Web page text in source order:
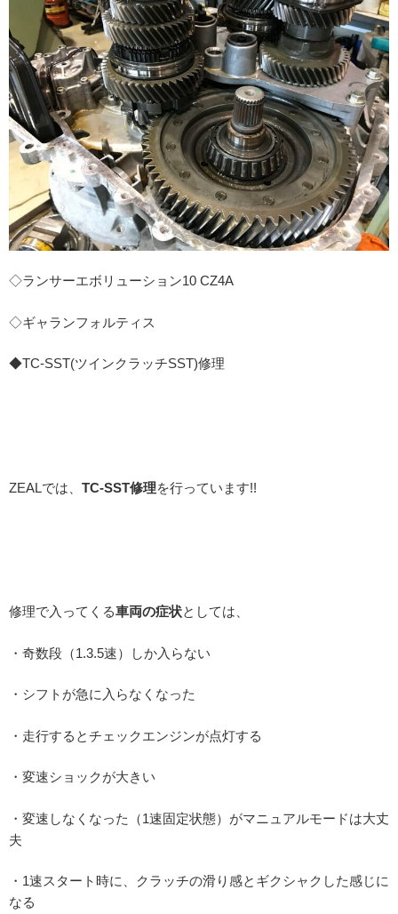
◇ランサーエボリューション10 CZ4A
◇ギャランフォルティス
◆TC-SST(ツインクラッチSST)修理
ZEALでは、 TC-SST修理を行っています!!
修理で入ってくる車両の症状としては、
・奇数段（1.3.5速）しか入らない
・シフトが急に入らなくなった
・走行するとチェックエンジンが点灯する
・変速ショックが大きい
・変速しなくなった（1速固定状態）がマニュアルモードは大丈
夫
・1速スタート時に、クラッチの滑り感とギクシャクした感じに
なる